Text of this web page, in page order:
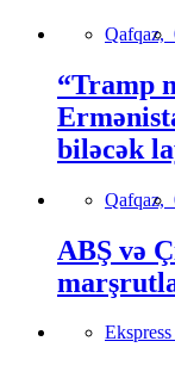
Qafqaz,
“Tramp
biləcək
Qafqaz,
ABŞ və